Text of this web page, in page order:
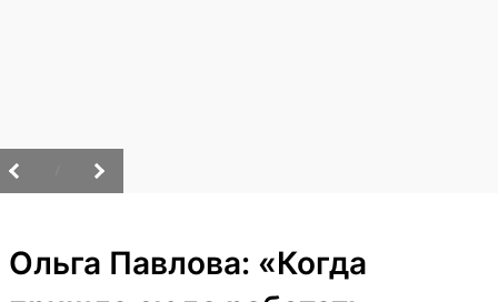
Ольга Павлова: «Когда